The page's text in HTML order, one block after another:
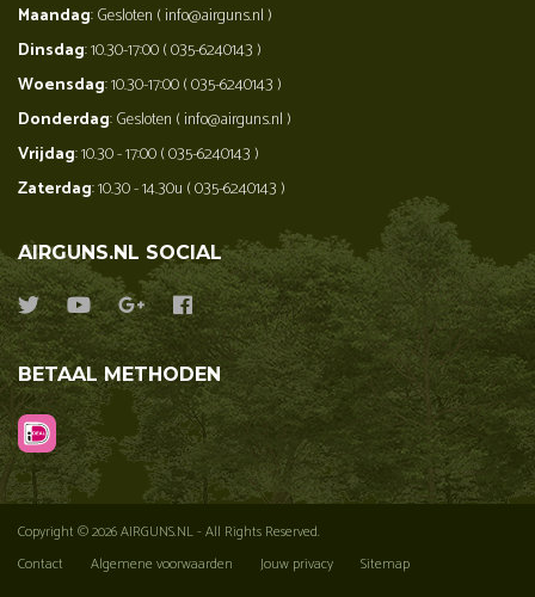
Maandag: Gesloten ( info@airguns.nl )
Dinsdag: 10.30-17:00 ( 035-6240143 )
Woensdag: 10.30-17:00 ( 035-6240143 )
Donderdag: Gesloten ( info@airguns.nl )
Vrijdag: 10.30 - 17:00 ( 035-6240143 )
Zaterdag: 10.30 - 14.30u ( 035-6240143 )
AIRGUNS.NL SOCIAL
BETAAL METHODEN
Copyright © 2026 AIRGUNS.NL - All Rights Reserved.
Contact
Algemene voorwaarden Jouw privacy Sitemap